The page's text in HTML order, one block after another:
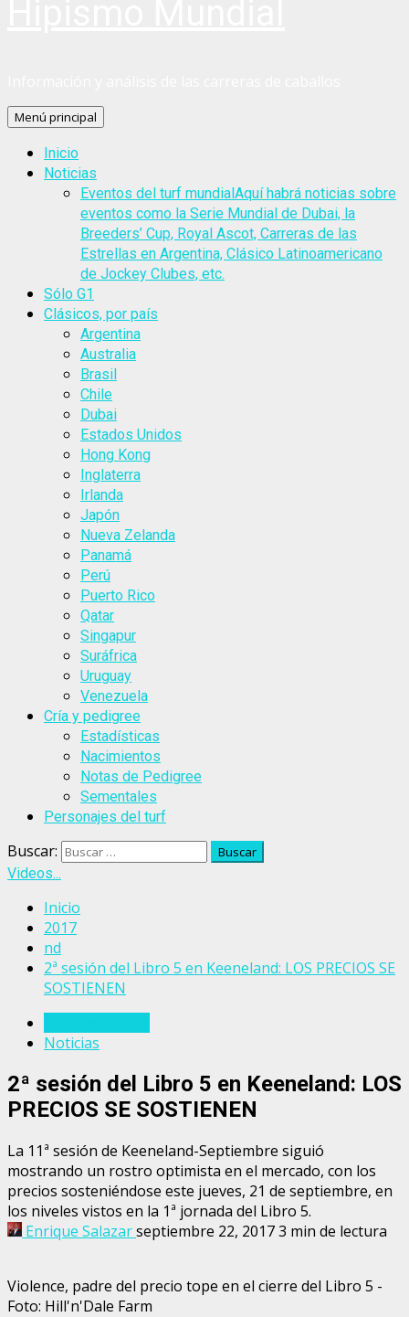
Menú principal
Inicio
Noticias
Eventos del turf mundialAquí habrá noticias sobre
eventos como la Serie Mundial de Dubai, la
Breeders’ Cup, Royal Ascot, Carreras de las
Estrellas en Argentina, Clásico Latinoamericano
de Jockey Clubes, etc.
Sólo G1
Clásicos, por país
Argentina
Australia
Brasil
Chile
Dubai
Estados Unidos
Hong Kong
Inglaterra
Irlanda
Japón
Nueva Zelanda
Panamá
Perú
Puerto Rico
Qatar
Singapur
Suráfrica
Uruguay
Venezuela
Cría y pedigree
Estadísticas
Nacimientos
Notas de Pedigree
Sementales
Personajes del turf
Buscar:
Videos...
Inicio
2017
nd
2ª sesión del Libro 5 en Keeneland: LOS PRECIOS SE
SOSTIENEN
Noticias
2ª sesión del Libro 5 en Keeneland: LOS
PRECIOS SE SOSTIENEN
La 11ª sesión de Keeneland-Septiembre siguió
mostrando un rostro optimista en el mercado, con los
precios sosteniéndose este jueves, 21 de septiembre, en
los niveles vistos en la 1ª jornada del Libro 5.
Enrique Salazarseptiembre 22, 20173 min de lectura
Violence, padre del precio tope en el cierre del Libro 5 -
Foto: Hill'n'Dale Farm